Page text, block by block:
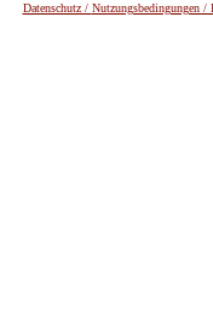
Datenschutz / Nutzungsbedingungen